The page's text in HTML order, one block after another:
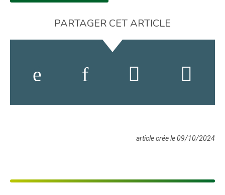
PARTAGER CET ARTICLE
article crée le 09/10/2024